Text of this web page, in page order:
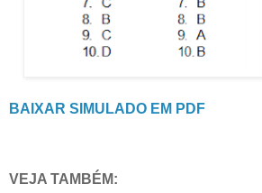
BAIXAR SIMULADO EM PDF
VEJA TAMBÉM: